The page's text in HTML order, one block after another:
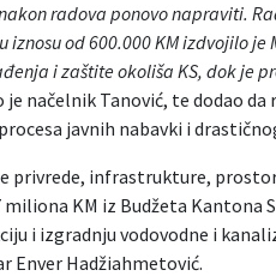
radova ponovo napraviti.
iznosu od 600.000 KM izdvojilo
i zaštite okoliša KS, dok je
je načelnik Tanović, te dodao
javnih nabavki i
privrede, infrastrukture,
KM iz Budžeta Kantona
i izgradnju vodovodne i
Enver Hadžiahmetović.